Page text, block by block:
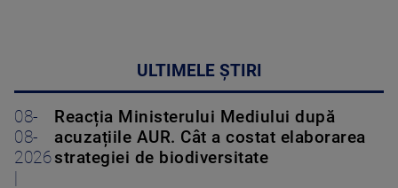
ULTIMELE ȘTIRI
08-
08-
2026
Reacția Ministerului Mediului după
acuzațiile AUR. Cât a costat elaborarea
strategiei de biodiversitate